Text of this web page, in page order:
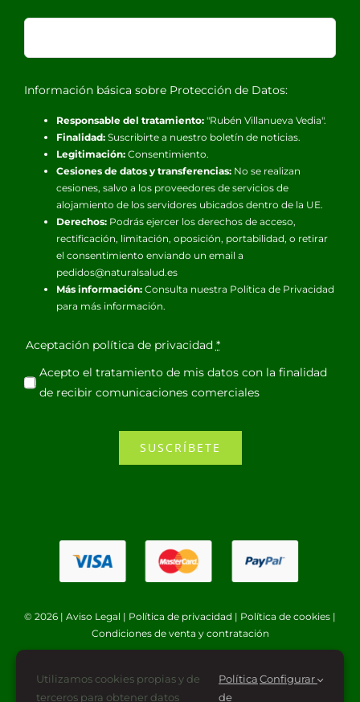
Información básica sobre Protección de Datos:
Responsable del tratamiento:"Rubén Villanueva Vedia".
Finalidad:Suscribirte a nuestro boletín de noticias.
Legitimación:Consentimiento.
Cesiones de datos y transferencias:No se realizan
cesiones, salvo a los proveedores de servicios de
alojamiento de los servidores ubicados dentro de la UE.
Derechos:Podrás ejercer los derechos de acceso,
rectificación, limitación, oposición, portabilidad, o retirar
el consentimiento enviando un email a
pedidos@naturalsalud.es
Más información:Consulta nuestra Política de Privacidad
para más información.
Aceptación política de privacidad *
Acepto el tratamiento de mis datos con la finalidad
de recibir comunicaciones comerciales
SUSCRÍBETE
© 2026 | Aviso Legal | Política de privacidad | Política de cookies |
Condiciones de venta y contratación
Utilizamos cookies propias y de
terceros para obtener datos
Política
de
Configurar